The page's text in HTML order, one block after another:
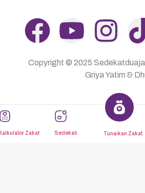
Copyright © 2025
Griya Yatim &
Zakat Sedekah Tunaikan Zakat